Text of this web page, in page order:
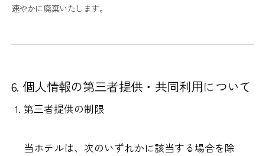
速やかに廃棄いたします。
6. 個人情報の第三者提供・共同利用について
第三者提供の制限
当ホテルは、次のいずれかに該当する場合を除